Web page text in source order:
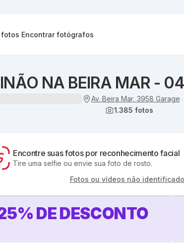
fotos Encontrar fotógrafos
NA BEIRA MAR -
Av. Beira Mar, 3958 Garage
1.385 fotos
Encontre suas fotos por reconhecimento facial
Tire uma selfie ou envie sua foto de rosto.
Fotos ou vídeos não
% DE DESCONTO